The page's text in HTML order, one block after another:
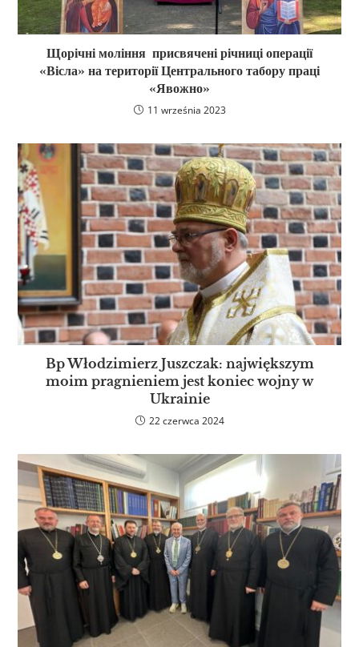
Щорічні моління присвячені річниці операції
«Вісла» на території Центрального табору праці
«Явожно»
11 września 2023
Bp Włodzimierz Juszczak: największym
moim pragnieniem jest koniec wojny w
Ukrainie
22 czerwca 2024